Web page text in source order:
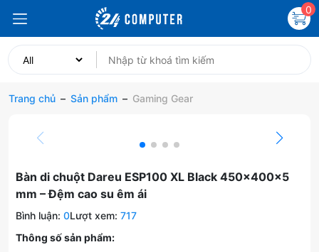
0
Trang chủ – Sản phẩm – Gaming Gear
Bàn di chuột Dareu ESP100 XL Black 450×400×5
mm – Đệm cao su êm ái
Bình luận: 0Lượt xem: 717
Thông số sản phẩm: